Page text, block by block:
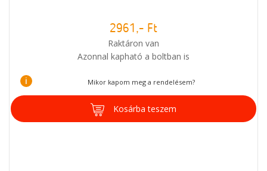
2961,- Ft
Raktáron van
Azonnal kapható a boltban is
i Mikor kapom meg a rendelésem?
Kosárba teszem